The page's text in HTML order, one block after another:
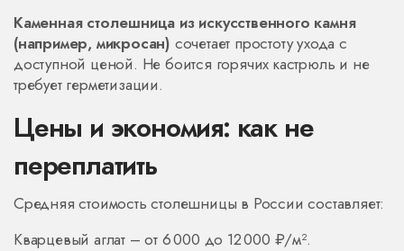
Каменная столешница из искусственного камня
(например, микросан) сочетает простоту ухода с
доступной ценой. Не боится горячих кастрюль и не
требует герметизации.
Цены и экономия: как не
переплатить
Средняя стоимость столешницы в России составляет:
Кварцевый аглат – от 6 000 до 12 000 ₽/м².